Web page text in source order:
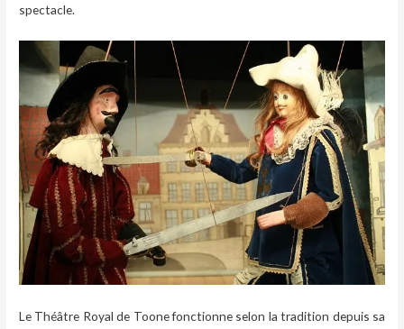
spectacle.
Le Théâtre Royal de Toone fonctionne selon la tradition depuis sa